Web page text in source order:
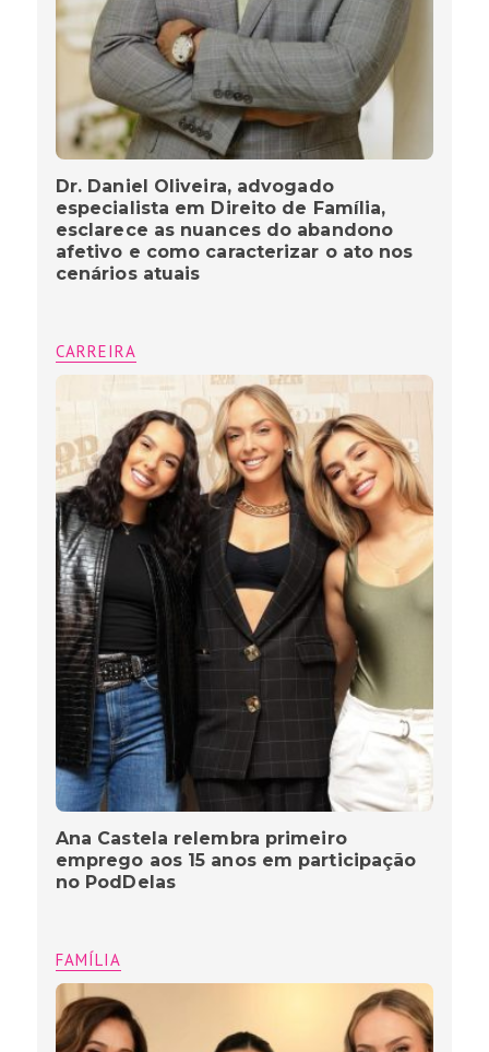
Dr. Daniel Oliveira, advogado
especialista em Direito de Família,
esclarece as nuances do abandono
afetivo e como caracterizar o ato nos
cenários atuais
CARREIRA
Ana Castela relembra primeiro
emprego aos 15 anos em participação
no PodDelas
FAMÍLIA